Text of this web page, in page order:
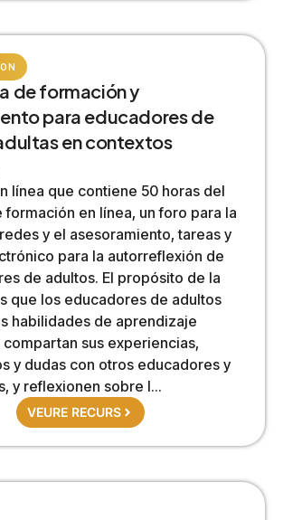
de formación y
para educadores de
en contextos
línea que contiene 50 horas del
formación en línea, un foro para la
y el asesoramiento, tareas y
para la autorreflexión de
de adultos. El propósito de la
que los educadores de adultos
habilidades de aprendizaje
compartan sus experiencias,
y dudas con otros educadores y
y reflexionen sobre l...
VEURE RECURS